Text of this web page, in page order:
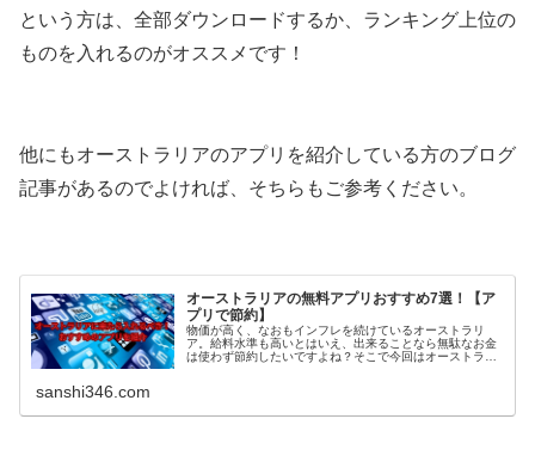
という方は、全部ダウンロードするか、ランキング上位の
ものを入れるのがオススメです！
他にもオーストラリアのアプリを紹介している方のブログ
記事があるのでよければ、そちらもご参考ください。
オーストラリアの無料アプリおすすめ7選！【ア
プリで節約】
物価が高く、なおもインフレを続けているオーストラリ
ア。給料水準も高いとはいえ、出来ることなら無駄なお金
は使わず節約したいですよね？そこで今回はオーストラリ
sanshi346.com